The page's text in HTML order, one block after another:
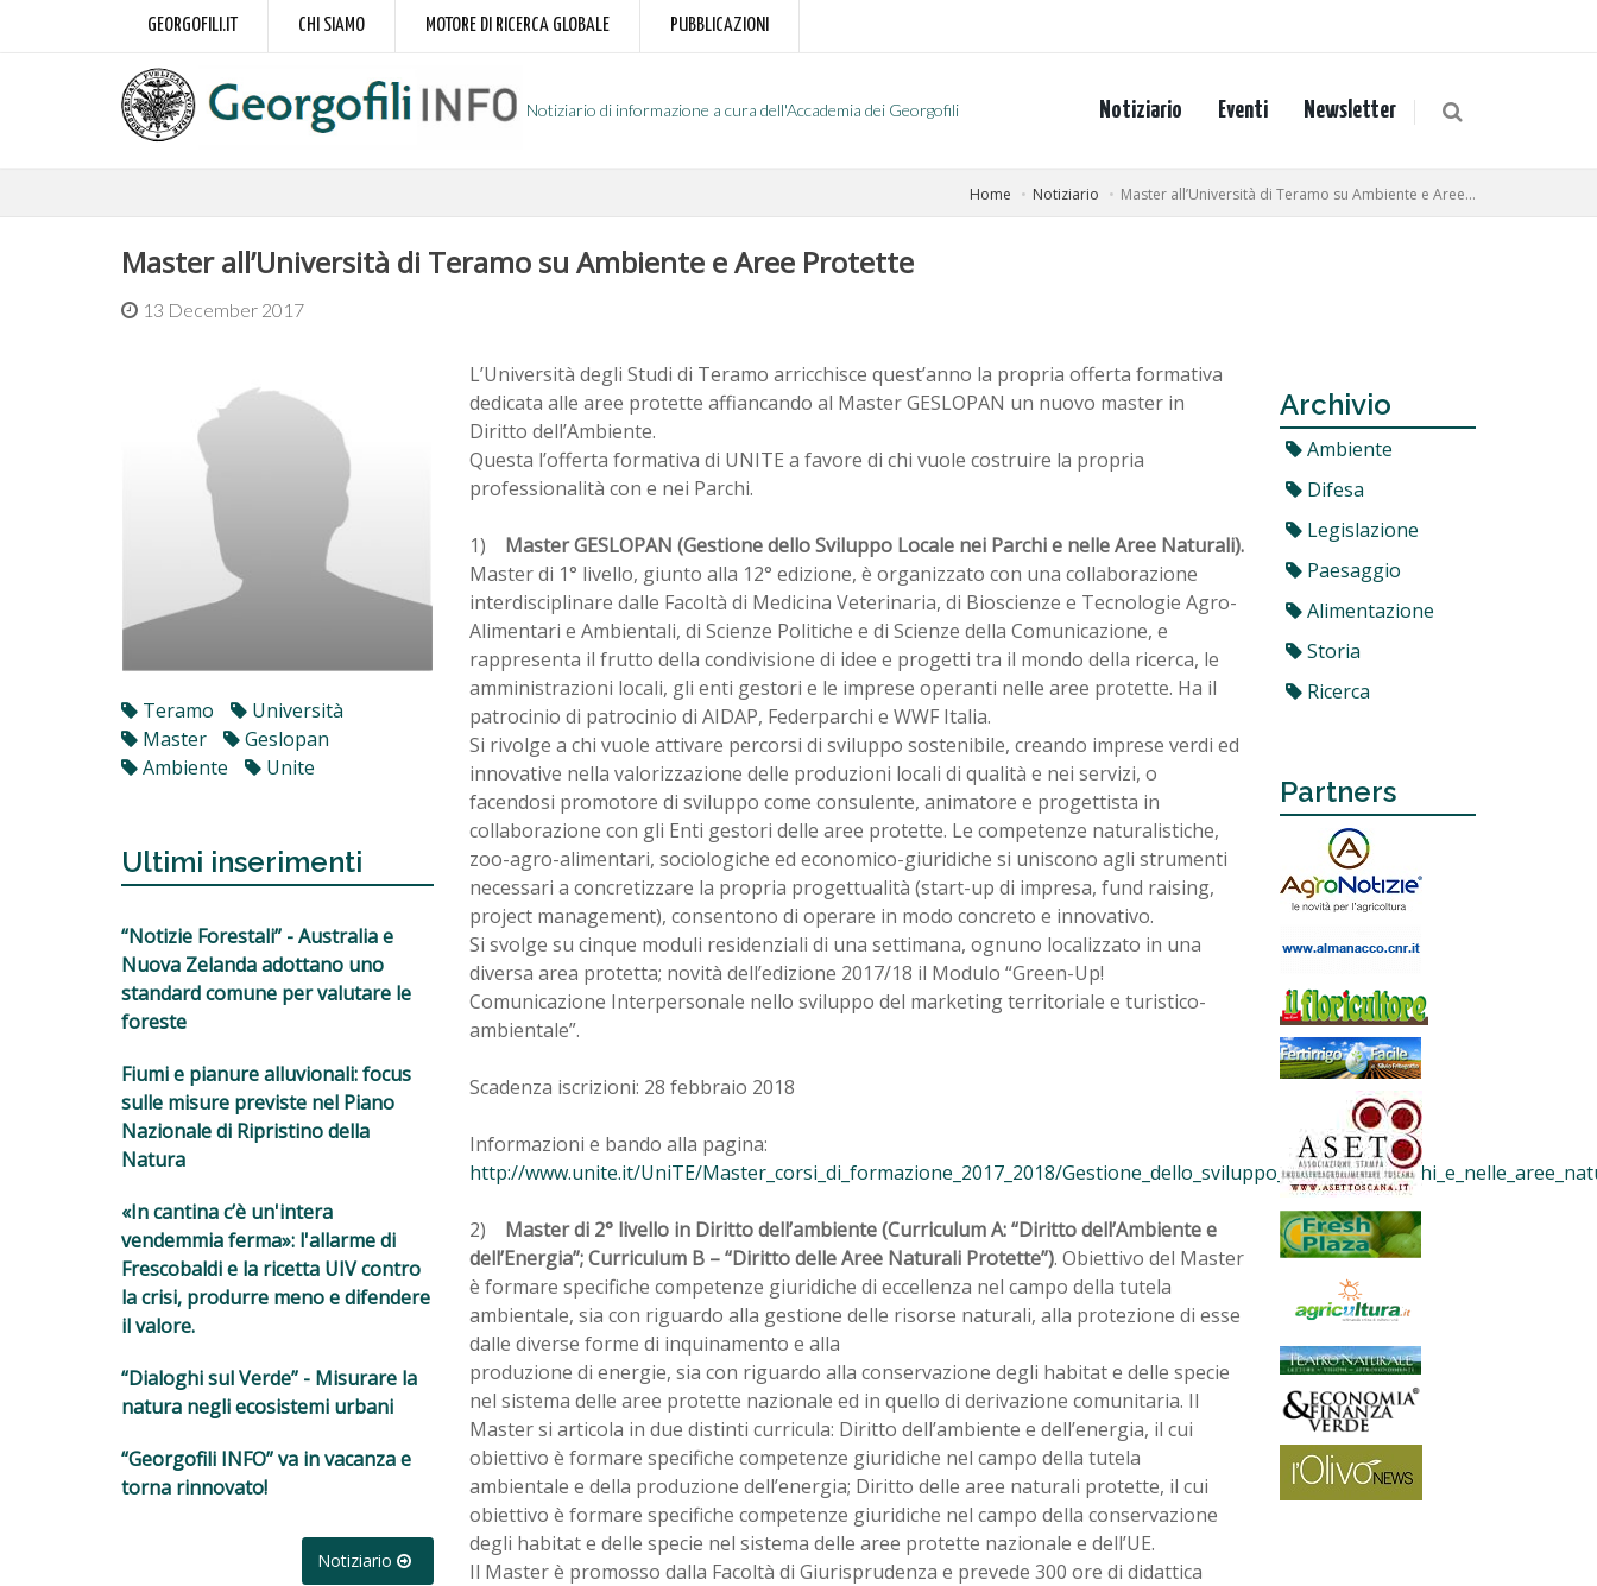
GEORGOFILI.IT CHI SIAMO MOTORE DI RICERCA GLOBALE PUBBLICAZIONI
Notiziario di informazione a cura dell'Accademia dei Georgofili Notiziario Eventi Newsletter
Home Notiziario Master all’Università di Teramo su Ambiente e Aree...
Master all’Università di Teramo su Ambiente e Aree Protette
13 December 2017
Teramo
Università
Master
Geslopan
Ambiente
Unite
Ultimi inserimenti
“Notizie Forestali” - Australia e
Nuova Zelanda adottano uno
standard comune per valutare le
foreste
Fiumi e pianure alluvionali: focus
sulle misure previste nel Piano
Nazionale di Ripristino della
Natura
«In cantina c’è un'intera
vendemmia ferma»: l'allarme di
Frescobaldi e la ricetta UIV contro
la crisi, produrre meno e difendere
il valore.
“Dialoghi sul Verde” - Misurare la
natura negli ecosistemi urbani
“Georgofili INFO” va in vacanza e
torna rinnovato!
Notiziario
L’Università degli Studi di Teramo arricchisce quest’anno la propria offerta formativa
dedicata alle aree protette affiancando al Master GESLOPAN un nuovo master in
Diritto dell’Ambiente.
Questa l’offerta formativa di UNITE a favore di chi vuole costruire la propria
professionalità con e nei Parchi.
1) Master GESLOPAN (Gestione dello Sviluppo Locale nei Parchi e nelle Aree Naturali).
Master di 1° livello, giunto alla 12° edizione, è organizzato con una collaborazione
interdisciplinare dalle Facoltà di Medicina Veterinaria, di Bioscienze e Tecnologie Agro-
Alimentari e Ambientali, di Scienze Politiche e di Scienze della Comunicazione, e
rappresenta il frutto della condivisione di idee e progetti tra il mondo della ricerca, le
amministrazioni locali, gli enti gestori e le imprese operanti nelle aree protette. Ha il
patrocinio di patrocinio di AIDAP, Federparchi e WWF Italia.
Si rivolge a chi vuole attivare percorsi di sviluppo sostenibile, creando imprese verdi ed
innovative nella valorizzazione delle produzioni locali di qualità e nei servizi, o
facendosi promotore di sviluppo come consulente, animatore e progettista in
collaborazione con gli Enti gestori delle aree protette. Le competenze naturalistiche,
zoo-agro-alimentari, sociologiche ed economico-giuridiche si uniscono agli strumenti
necessari a concretizzare la propria progettualità (start-up di impresa, fund raising,
project management), consentono di operare in modo concreto e innovativo.
Si svolge su cinque moduli residenziali di una settimana, ognuno localizzato in una
diversa area protetta; novità dell’edizione 2017/18 il Modulo “Green-Up!
Comunicazione Interpersonale nello sviluppo del marketing territoriale e turistico-
ambientale”.
Scadenza iscrizioni: 28 febbraio 2018
Informazioni e bando alla pagina:
http://www.unite.it/UniTE/Master_corsi_di_formazione_2017_2018/
2) Master di 2° livello in Diritto dell’ambiente (Curriculum A: “Diritto dell’Ambiente e
dell’Energia”; Curriculum B – “Diritto delle Aree Naturali Protette”). Obiettivo del Master
è formare specifiche competenze giuridiche di eccellenza nel campo della tutela
ambientale, sia con riguardo alla gestione delle risorse naturali, alla protezione di esse
dalle diverse forme di inquinamento e alla
produzione di energie, sia con riguardo alla conservazione degli habitat e delle specie
nel sistema delle aree protette nazionale ed in quello di derivazione comunitaria. Il
Master si articola in due distinti curricula: Diritto dell’ambiente e dell’energia, il cui
obiettivo è formare specifiche competenze giuridiche nel campo della tutela
ambientale e della produzione dell’energia; Diritto delle aree naturali protette, il cui
obiettivo è formare specifiche competenze giuridiche nel campo della conservazione
degli habitat e delle specie nel sistema delle aree protette nazionale e dell’UE.
Il Master è promosso dalla Facoltà di Giurisprudenza e prevede 300 ore di didattica
Archivio
Ambiente
Difesa
Legislazione
Paesaggio
Alimentazione
Storia
Ricerca
Partners